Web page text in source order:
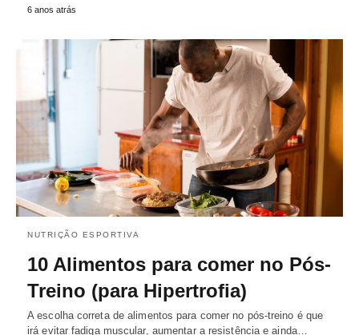
6 anos atrás
NUTRIÇÃO ESPORTIVA
10 Alimentos para comer no Pós-
Treino (para Hipertrofia)
A escolha correta de alimentos para comer no pós-treino é que
irá evitar fadiga muscular, aumentar a resistência e ainda…